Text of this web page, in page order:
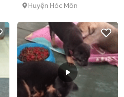
Huyện Hóc Môn